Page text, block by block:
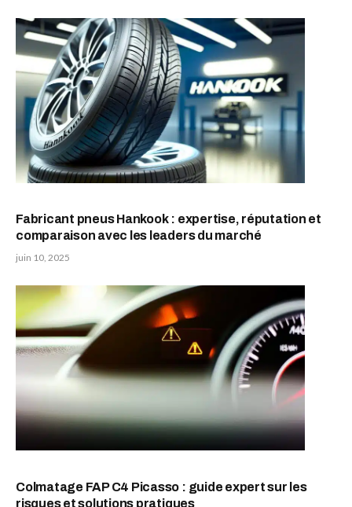
Fabricant pneus Hankook : expertise, réputation et
comparaison avec les leaders du marché
juin 10, 2025
Colmatage FAP C4 Picasso : guide expert sur les
risques et solutions pratiques